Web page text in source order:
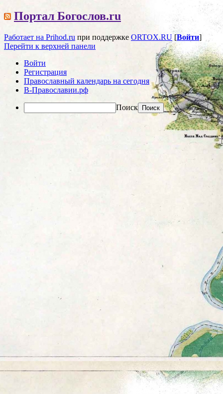
Портал Богослов.ru
Работает на Prihod.ru при поддержке ORTOX.RU [Войти]
Перейти к верхней панели
Войти
Регистрация
Православный календарь на сегодня
В-Православии.рф
Поиск